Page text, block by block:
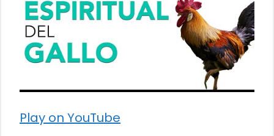
Play on YouTube